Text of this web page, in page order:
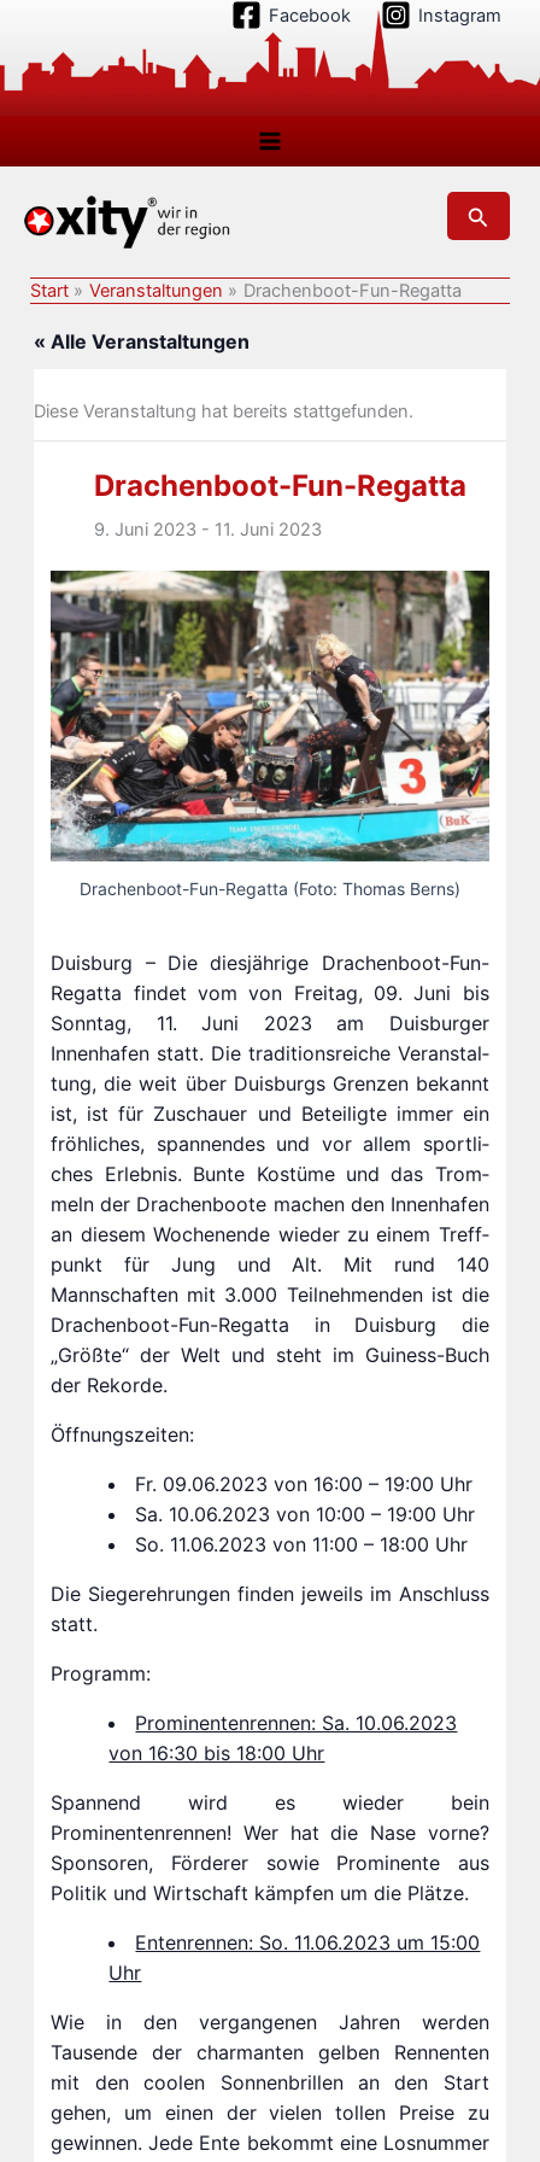
springen
Facebook Instagram
Suchen
Start Veranstaltungen Drachenboot-Fun-Regatta
« Alle Veranstaltungen
Diese Veranstaltung hat bereits stattgefunden.
Drachenboot-Fun-Regatta
9. Juni 2023 - 11. Juni 2023
Drachenboot-Fun-Regatta (Foto: Thomas Berns)
Duisburg – Die diesjährige Drachenboot-Fun-
Regatta findet vom von Freitag, 09. Juni bis
Sonntag, 11. Juni 2023 am Duisburger
Innenhafen statt. Die tra­di­ti­ons­rei­che Ver­an­stal­
tung, die weit über Duis­burgs Gren­zen be­kannt
ist, ist für Zu­schau­er und Be­tei­lig­te im­mer ein
fröh­li­ches, span­nen­des und vor al­lem sport­li­
ches Er­leb­nis. Bun­te Kos­tü­me und das Trom­
meln der Dra­chen­boo­te ma­chen den In­nen­ha­fen
an die­sem Wo­chen­en­de wie­der zu ei­nem Treff­
punkt für Jung und Alt. Mit rund 140
Mannschaften mit 3.000 Teilnehmenden ist die
Drachenboot-Fun-Regatta in Duisburg die
„Größte“ der Welt und steht im Guiness-Buch
der Rekorde.
Öffnungszeiten:
Fr. 09.06.2023 von 16:00 – 19:00 Uhr
Sa. 10.06.2023 von 10:00 – 19:00 Uhr
So. 11.06.2023 von 11:00 – 18:00 Uhr
Die Siegerehrungen finden jeweils im Anschluss
statt.
Programm:
Prominentenrennen: Sa. 10.06.2023
von 16:30 bis 18:00 Uhr
Spannend wird es wieder bein
Prominentenrennen! Wer hat die Nase vorne?
Sponsoren, Förderer sowie Prominente aus
Politik und Wirtschaft kämpfen um die Plätze.
Entenrennen: So. 11.06.2023 um 15:00
Uhr
Wie in den vergangenen Jahren werden
Tausende der charmanten gelben Rennenten
mit den coolen Sonnenbrillen an den Start
gehen, um einen der vielen tollen Preise zu
gewinnen. Jede Ente bekommt eine Losnummer